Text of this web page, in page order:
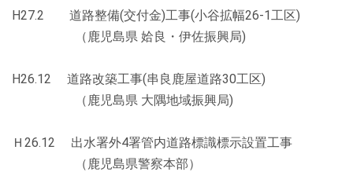
H27.2 道路整備(交付金)工事(小谷拡幅26-1工区)
（鹿児島県 姶良・伊佐振興局)
H26.12 道路改築工事(串良鹿屋道路30工区)
（鹿児島県 大隅地域振興局)
Ｈ26.12 出水署外4署管内道路標識標示設置工事
（鹿児島県警察本部）